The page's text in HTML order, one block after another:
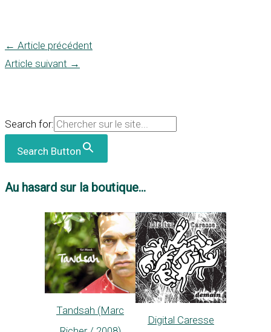
← Article précédent
Article suivant →
Search for:
Search Button
Au hasard sur la boutique...
Tandsah (Marc
Digital Caresse